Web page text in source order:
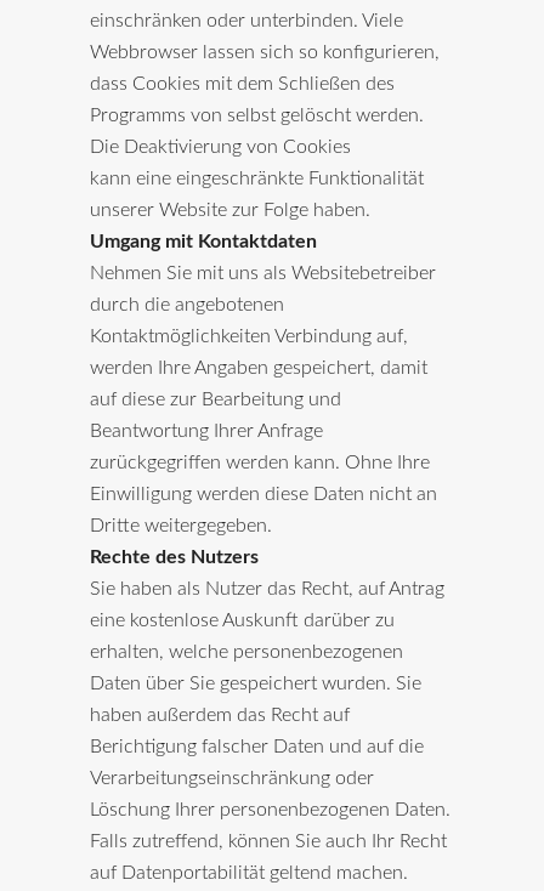
einschränken oder unterbinden. Viele
Webbrowser lassen sich so konfigurieren,
dass Cookies mit dem Schließen des
Programms von selbst gelöscht werden.
Die Deaktivierung von Cookies
kann eine eingeschränkte Funktionalität
unserer Website zur Folge haben.
Umgang mit Kontaktdaten
Nehmen Sie mit uns als Websitebetreiber
durch die angebotenen
Kontaktmöglichkeiten Verbindung auf,
werden Ihre Angaben gespeichert, damit
auf diese zur Bearbeitung und
Beantwortung Ihrer Anfrage
zurückgegriffen werden kann. Ohne Ihre
Einwilligung werden diese Daten nicht an
Dritte weitergegeben.
Rechte des Nutzers
Sie haben als Nutzer das Recht, auf Antrag
eine kostenlose Auskunft darüber zu
erhalten, welche personenbezogenen
Daten über Sie gespeichert wurden. Sie
haben außerdem das Recht auf
Berichtigung falscher Daten und auf die
Verarbeitungseinschränkung oder
Löschung Ihrer personenbezogenen Daten.
Falls zutreffend, können Sie auch Ihr Recht
auf Datenportabilität geltend machen.